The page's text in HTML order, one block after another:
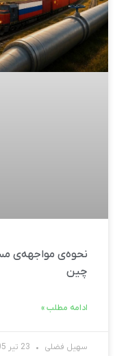
نحوه‌ی مواجهه‌ی
چین
ادامه مطلب »
سهیل فضلی